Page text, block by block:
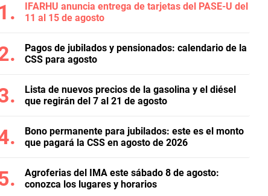
IFARHU anuncia entrega de tarjetas del PASE-U del
11 al 15 de agosto
Pagos de jubilados y pensionados: calendario de la
CSS para agosto
Lista de nuevos precios de la gasolina y el diésel
que regirán del 7 al 21 de agosto
Bono permanente para jubilados: este es el monto
que pagará la CSS en agosto de 2026
Agroferias del IMA este sábado 8 de agosto:
conozca los lugares y horarios